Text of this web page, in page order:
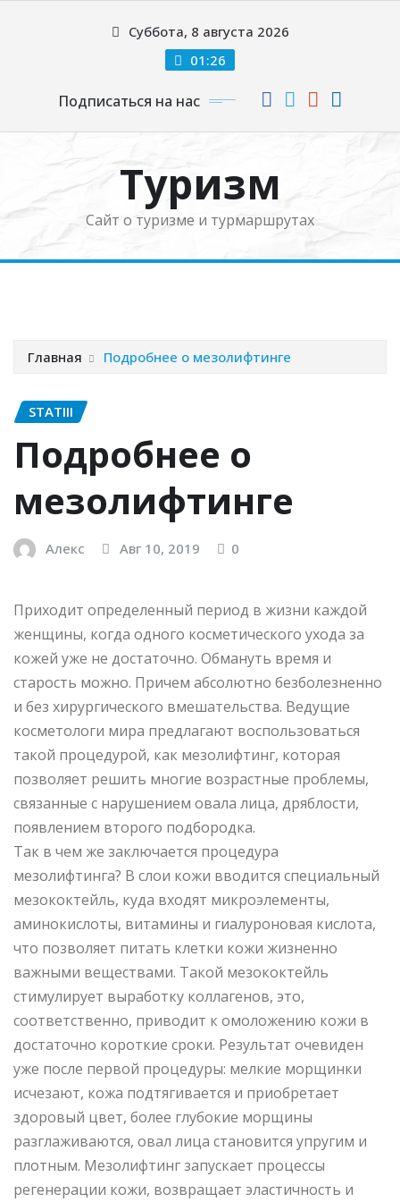
Суббота, 8 августа 2026
01:26
Подписаться на нас
Туризм
Сайт о туризме и турмаршрутах
Главная Подробнее о мезолифтинге
STATIII
Подробнее о
мезолифтинге
Алекс Авг 10, 2019 0
Приходит определенный период в жизни каждой
женщины, когда одного косметического ухода за
кожей уже не достаточно. Обмануть время и
старость можно. Причем абсолютно безболезненно
и без хирургического вмешательства. Ведущие
косметологи мира предлагают воспользоваться
такой процедурой, как мезолифтинг, которая
позволяет решить многие возрастные проблемы,
связанные с нарушением овала лица, дряблости,
появлением второго подбородка.
Так в чем же заключается процедура
мезолифтинга? В слои кожи вводится специальный
мезококтейль, куда входят микроэлементы,
аминокислоты, витамины и гиалуроновая кислота,
что позволяет питать клетки кожи жизненно
важными веществами. Такой мезококтейль
стимулирует выработку коллагенов, это,
соответственно, приводит к омоложению кожи в
достаточно короткие сроки. Результат очевиден
уже после первой процедуры: мелкие морщинки
исчезают, кожа подтягивается и приобретает
здоровый цвет, более глубокие морщины
разглаживаются, овал лица становится упругим и
плотным. Мезолифтинг запускает процессы
регенерации кожи, возвращает эластичность и